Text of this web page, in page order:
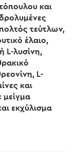
και
τεύτλων,
έλαιο,
L-λυσίνη,
L-
και
μείγμα
εκχύλισμα